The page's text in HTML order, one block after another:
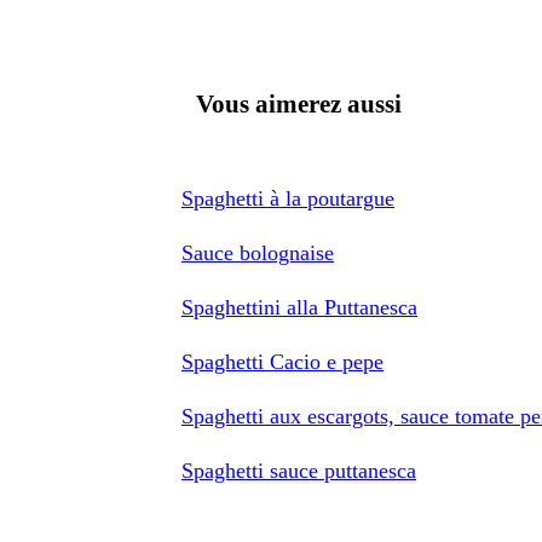
Vous aimerez aussi
Spaghetti à la poutargue
Sauce bolognaise
Spaghettini alla Puttanesca
Spaghetti Cacio e pepe
Spaghetti aux escargots, sauce tomate
Spaghetti sauce puttanesca